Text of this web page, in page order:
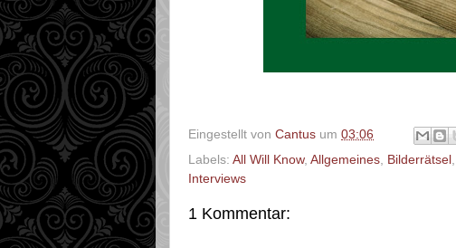
Eingestellt von Cantus um 03:06
Labels: All Will Know, Allgemeines Bilderrätsel
Interviews
1 Kommentar: